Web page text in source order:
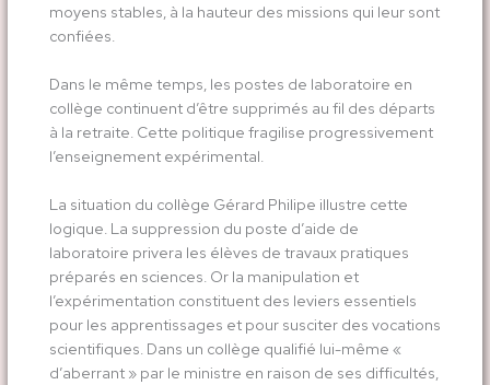
moyens stables, à la hauteur des missions qui leur sont
confiées.
Dans le même temps, les postes de laboratoire en
collège continuent d’être supprimés au fil des départs
à la retraite. Cette politique fragilise progressivement
l’enseignement expérimental.
La situation du collège Gérard Philipe illustre cette
logique. La suppression du poste d’aide de
laboratoire privera les élèves de travaux pratiques
préparés en sciences. Or la manipulation et
l’expérimentation constituent des leviers essentiels
pour les apprentissages et pour susciter des vocations
scientifiques. Dans un collège qualifié lui-même «
d’aberrant » par le ministre en raison de ses difficultés,